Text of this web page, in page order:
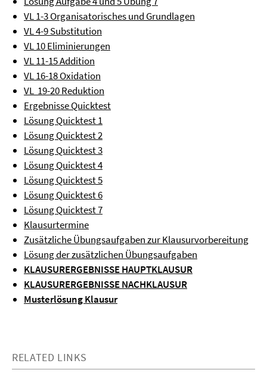
VL 1-3 Organisatorisches und Grundlagen
VL 4-9 Substitution
VL 10 Eliminierungen
VL 11-15 Addition
VL 16-18 Oxidation
VL 19-20 Reduktion
Ergebnisse Quicktest
Lösung Quicktest 1
Lösung Quicktest 2
Lösung Quicktest 3
Lösung Quicktest 4
Lösung Quicktest 5
Lösung Quicktest 6
Lösung Quicktest 7
Klausurtermine
Zusätzliche Übungsaufgaben zur Klausurvorbereitung
Lösung der zusätzlichen Übungsaufgaben
KLAUSURERGEBNISSE HAUPTKLAUSUR
KLAUSURERGEBNISSE NACHKLAUSUR
Musterlösung Klausur
RELATED LINKS